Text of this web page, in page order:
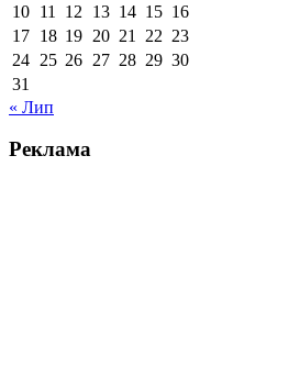
10 11 12 13 14 15 16
17 18 19 20 21 22 23
24 25 26 27 28 29 30
31
« Лип
Реклама